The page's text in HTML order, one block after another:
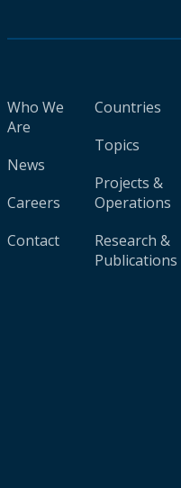
Who We
Are
News
Careers
Contact
Countries
Topics
Projects &
Operations
Research &
Publications